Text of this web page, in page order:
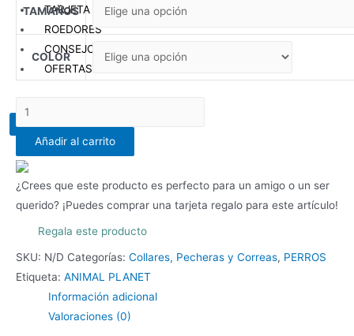
TARJETA DE REGALO
ROEDORES
CONSEJOS
OFERTAS DEL MES
TAMAÑOS
COLOR
SET
COLLAR
CON
CORREA
PARA
PERRO
cantidad
Añadir al carrito
¿Crees que este producto es perfecto para un amigo o un ser
querido? ¡Puedes comprar una tarjeta regalo para este artículo!
Regala este producto
SKU: N/D Categorías: Collares, Pecheras y Correas, PERROS
Etiqueta: ANIMAL PLANET
Información adicional
Valoraciones (0)